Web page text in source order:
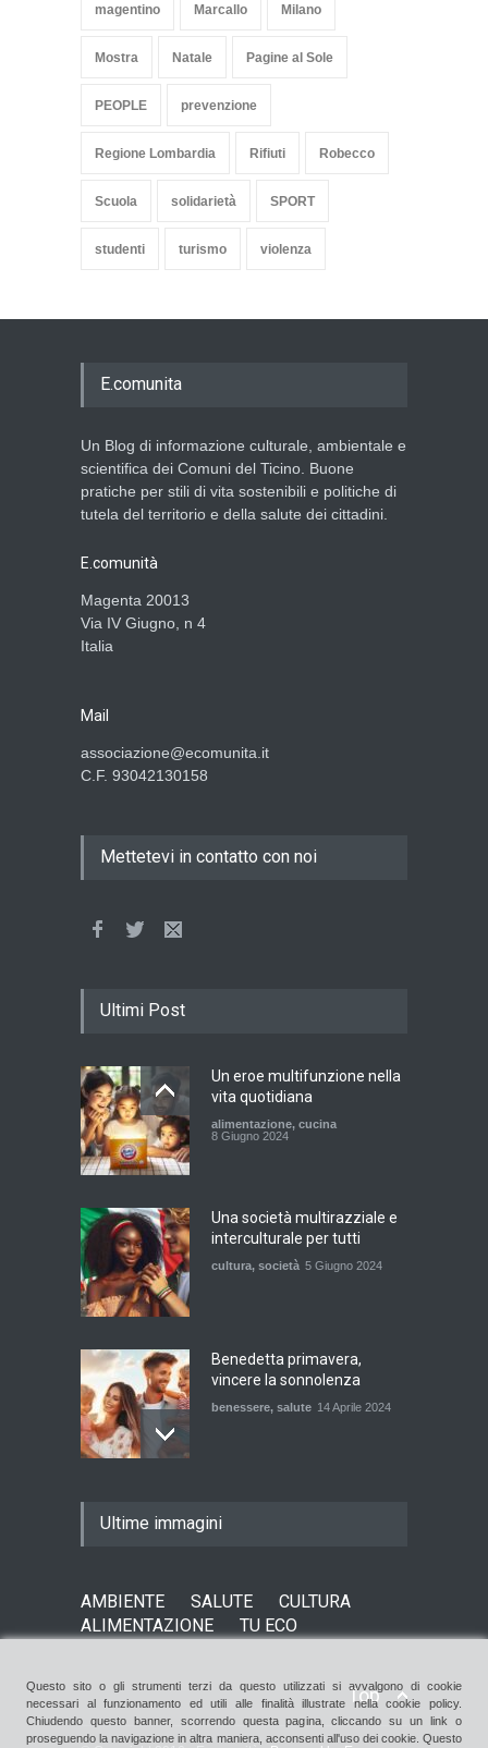
magentino Marcallo Milano
Mostra Natale Pagine al Sole
PEOPLE prevenzione
Regione Lombardia Rifiuti Robecco
Scuola solidarietà SPORT
studenti turismo violenza
E.comunita
Un Blog di informazione culturale, ambientale e
scientifica dei Comuni del Ticino. Buone
pratiche per stili di vita sostenibili e politiche di
tutela del territorio e della salute dei cittadini.
E.comunità
Magenta 20013
Via IV Giugno, n 4
Italia
Mail
associazione@ecomunita.it
C.F. 93042130158
Mettetevi in contatto con noi
Ultimi Post
Un eroe multifunzione nella
vita quotidiana
alimentazione, cucina
8 Giugno 2024
Una società multirazziale e
interculturale per tutti
cultura, società 5 Giugno 2024
Benedetta primavera,
vincere la sonnolenza
benessere, salute 14 Aprile 2024
una vera amicizia
E tu hai paura del buio?
Ultime immagini
AMBIENTE SALUTE
CULTURA
ALIMENTAZIONE
TU ECO
Top
Questo sito o gli strumenti terzi da questo utilizzati si avvalgono di cookie
necessari al funzionamento ed utili alle finalità illustrate nella cookie policy.
Chiudendo questo banner, scorrendo questa pagina, cliccando su un link o
proseguendo la navigazione in altra maniera, acconsenti all'uso dei cookie. Questo